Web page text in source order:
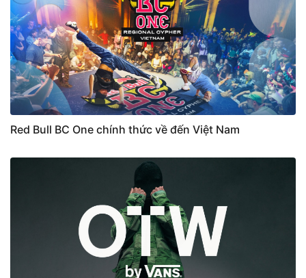
Red Bull BC One chính thức về đến Việt Nam